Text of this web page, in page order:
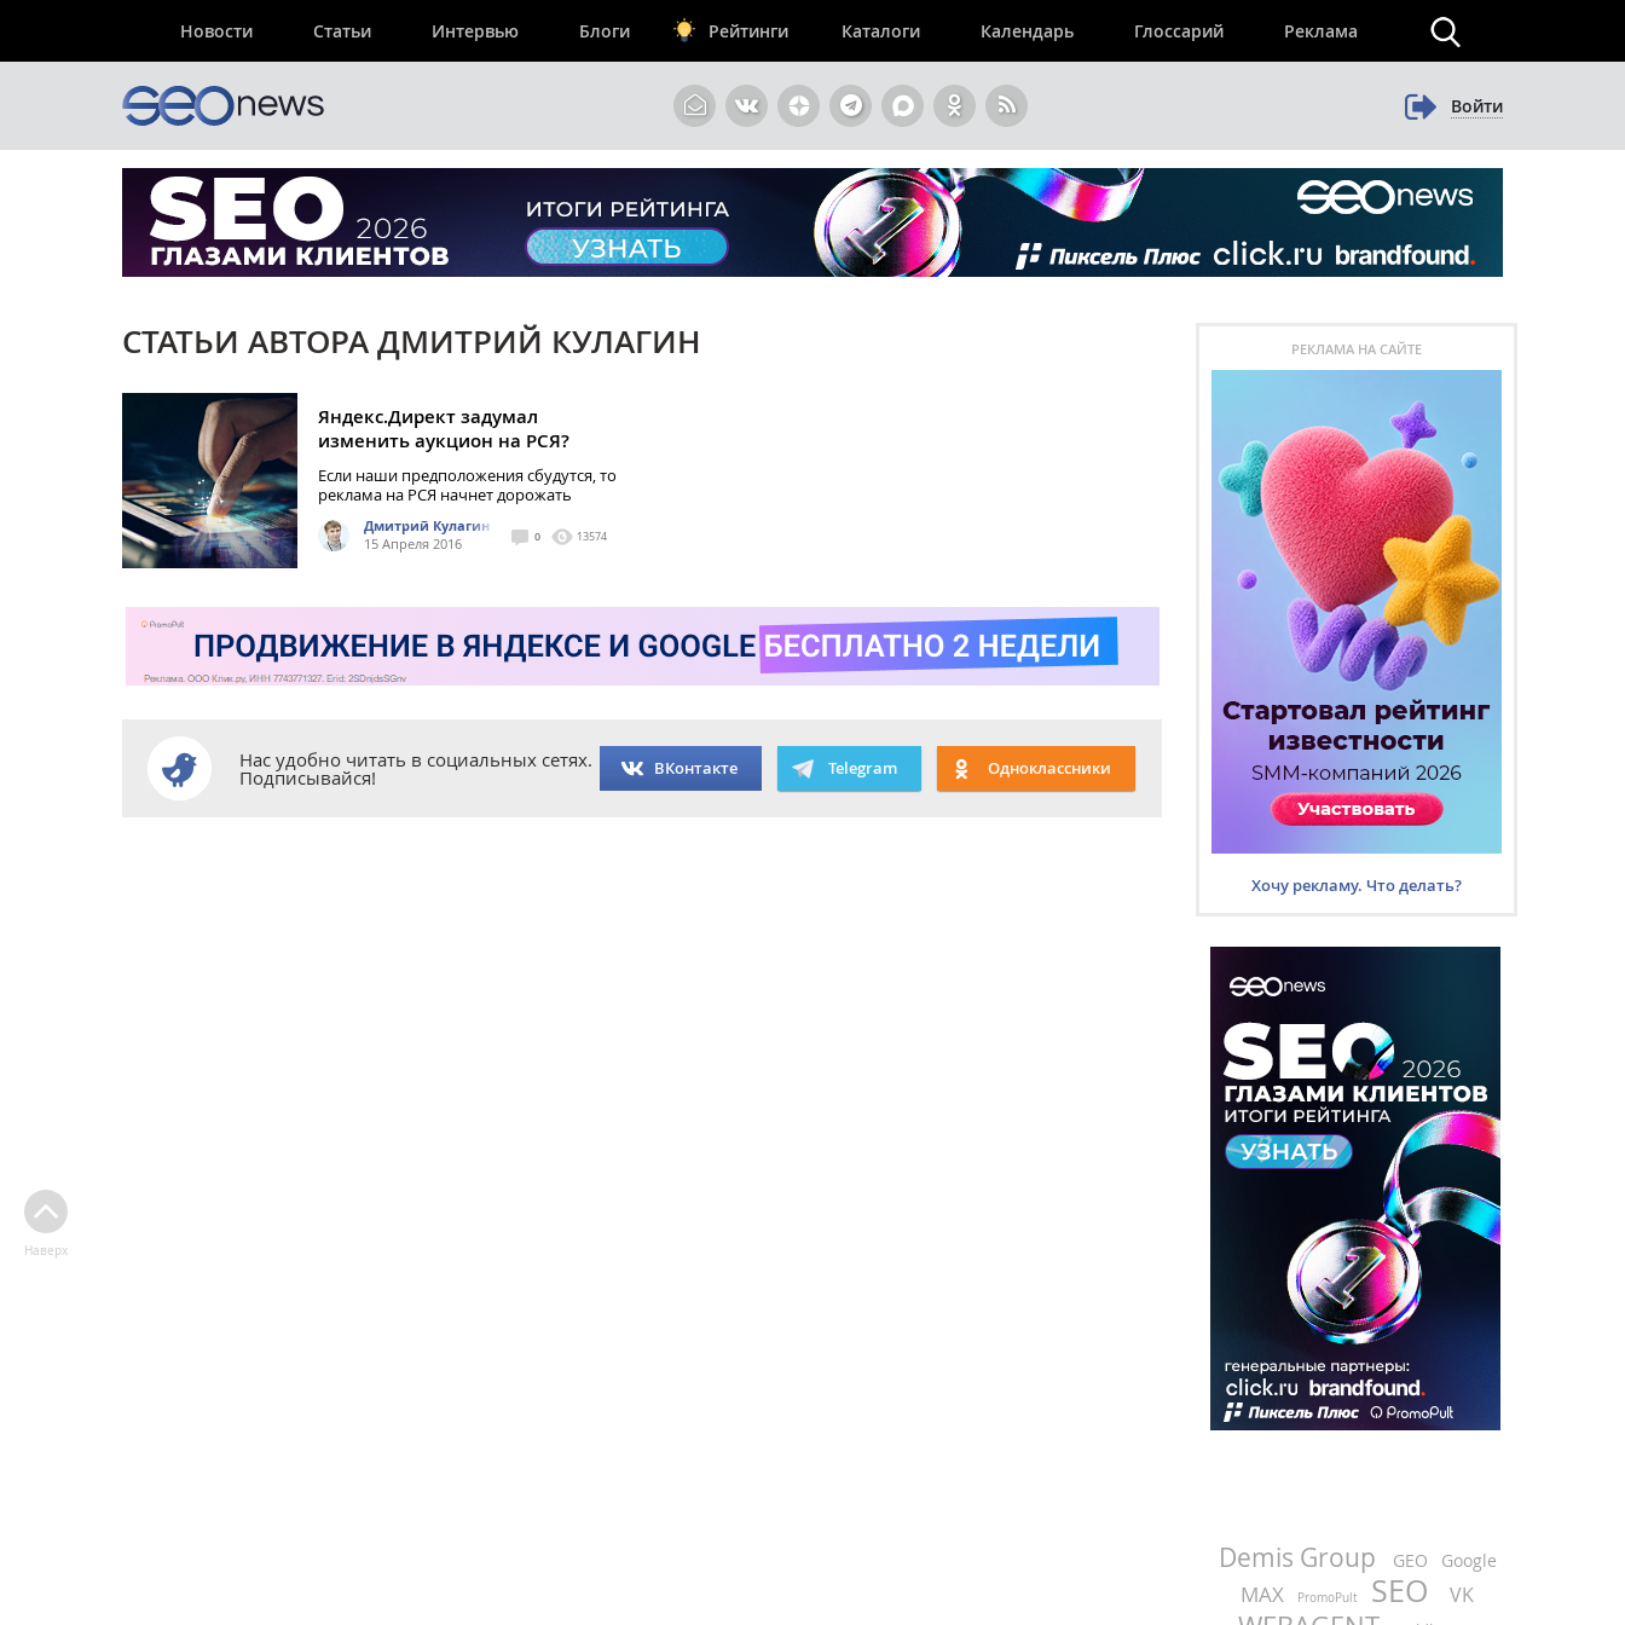
Новости Статьи Интервью Блоги Рейтинги Каталоги Календарь Глоссарий Реклама
Войти
СТАТЬИ АВТОРА ДМИТРИЙ КУЛАГИН
Яндекс.Директ задумал
изменить аукцион на РСЯ?
Если наши предположения сбудутся, то
реклама на РСЯ начнет дорожать
Дмитрий Кулагин
15 Апреля 2016
0 13574
Нас удобно читать в социальных сетях.
Подписывайся! ВКонтакте Telegram Одноклассники
Наверх
РЕКЛАМА НА САЙТЕ
Хочу рекламу. Что делать?
Demis Group GEO Google
MAX PromoPult SEO VK